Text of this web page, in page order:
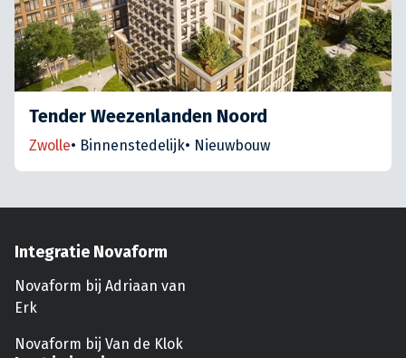
Tender Weezenlanden Noord
Zwolle• Binnenstedelijk• Nieuwbouw
Integratie Novaform
Novaform bij Adriaan van
Erk
Novaform bij Van de Klok